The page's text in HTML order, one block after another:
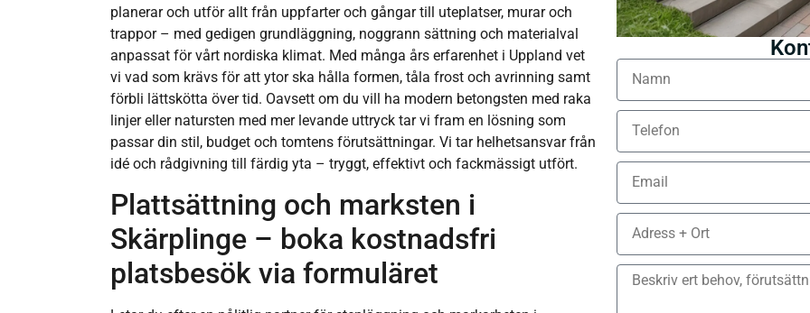
planerar och utför allt från uppfarter och gångar till uteplatser, murar och
trappor – med gedigen grundläggning, noggrann sättning och materialval
anpassat för vårt nordiska klimat. Med många års erfarenhet i Uppland vet
vi vad som krävs för att ytor ska hålla formen, tåla frost och avrinning samt
förbli lättskötta över tid. Oavsett om du vill ha modern betongsten med raka
linjer eller natursten med mer levande uttryck tar vi fram en lösning som
passar din stil, budget och tomtens förutsättningar. Vi tar helhetsansvar från
idé och rådgivning till färdig yta – tryggt, effektivt och fackmässigt utfört.
Plattsättning och marksten i
Skärplinge – boka kostnadsfri
platsbesök via formuläret